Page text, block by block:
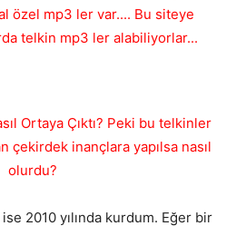
özel mp3 ler var.... Bu siteye
telkin mp3 ler alabiliyorlar...
Ortaya Çıktı? Peki bu telkinler
çekirdek inançlara yapılsa nasıl
olurdu?
2010 yılında kurdum. Eğer bir